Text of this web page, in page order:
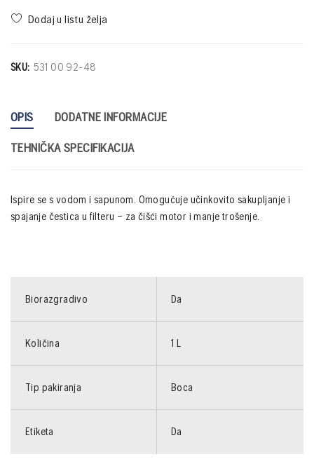
SKU: 531 00 92-48
OPIS DODATNE INFORMACIJE
TEHNIČKA SPECIFIKACIJA
Ispire se s vodom i sapunom. Omogućuje učinkovito sakupljanje i
spajanje čestica u filteru – za čišći motor i manje trošenje.
Biorazgradivo Da
Količina 1 L
Tip pakiranja Boca
Etiketa Da